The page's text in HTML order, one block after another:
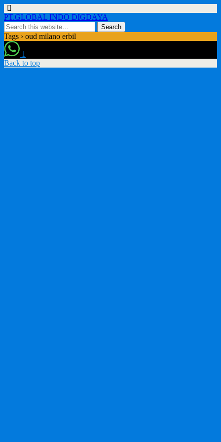
PT.GLOBAL INDO DIGDAYA
Tags › oud milano erbil
1
Back to top